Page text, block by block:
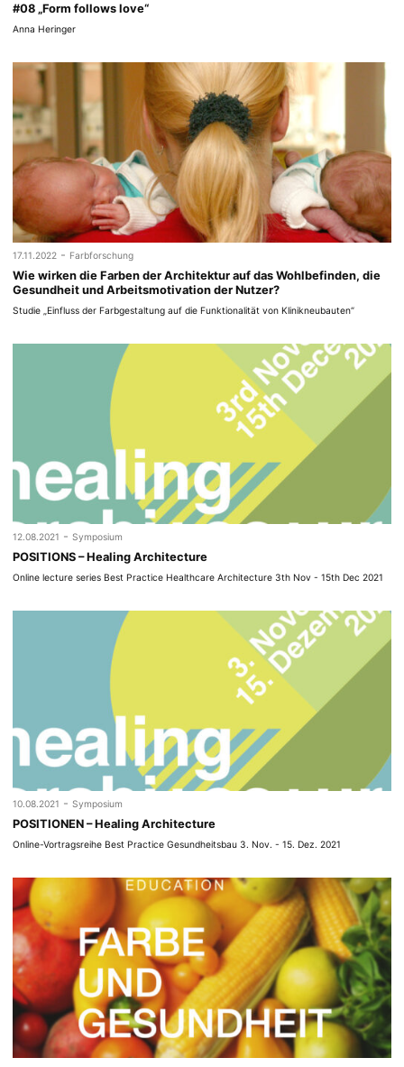
#08 „Form follows love“
Anna Heringer
17.11.2022 - Farbforschung
Wie wirken die Farben der Architektur auf das Wohlbefinden, die
Gesundheit und Arbeitsmotivation der Nutzer?
Studie „Einfluss der Farbgestaltung auf die Funktionalität von Klinikneubauten“
12.08.2021 - Symposium
POSITIONS – Healing Architecture
Online lecture series Best Practice Healthcare Architecture 3th Nov - 15th Dec 2021
10.08.2021 - Symposium
POSITIONEN – Healing Architecture
Online-Vortragsreihe Best Practice Gesundheitsbau 3. Nov. - 15. Dez. 2021